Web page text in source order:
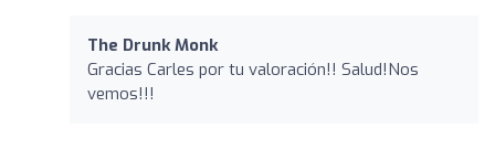
The Drunk Monk
Gracias Carles por tu valoración!! Salud!Nos
vemos!!!